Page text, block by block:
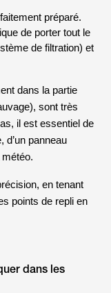
préparé.
de porter tout le
de filtration) et
dans la partie
sont très
il est essentiel de
d’un panneau
en tenant
points de repli en
dans les